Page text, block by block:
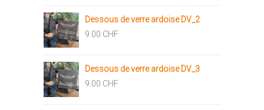
Dessous de verre ardoise DV_2
9.00 CHF
Dessous de verre ardoise DV_3
9.00 CHF